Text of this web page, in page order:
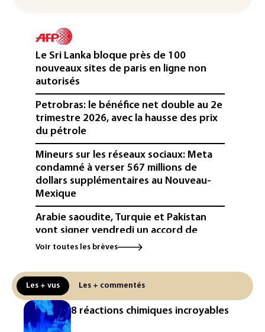
Le Sri Lanka bloque près de 100
nouveaux sites de paris en ligne non
autorisés
Petrobras: le bénéfice net double au 2e
trimestre 2026, avec la hausse des prix
du pétrole
Mineurs sur les réseaux sociaux: Meta
condamné à verser 567 millions de
dollars supplémentaires au Nouveau-
Mexique
Arabie saoudite, Turquie et Pakistan
vont signer vendredi un accord de
défense (source proche de l'armée)
d'ados britanniques compte
contourner le couvre-feu (sondage)
Puces et solaire: les Etats-Unis taxent
Voir toutes les brèves
Les + vus Les + commentés
8 réactions chimiques incroyables